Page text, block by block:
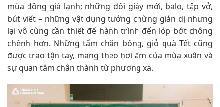
mùa đông giá lạnh; những đôi giày mới, balo, tập vở,
bút viết – những vật dụng tưởng chừng giản dị nhưng
lại vô cùng cần thiết để hành trình đến lớp bớt chông
chênh hơn. Những tấm chăn bông, giỏ quà Tết cũng
được trao tận tay, mang theo hơi ấm của mùa xuân và
sự quan tâm chân thành từ phương xa.